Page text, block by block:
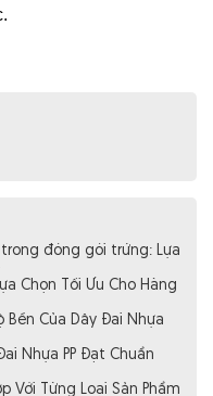
đóng gói trứng: Lựa
Chọn Tối Ưu Cho Hàng
Của Dây Đai Nhựa
Nhựa PP Đạt Chuẩn
Với Từng Loại Sản Phẩm